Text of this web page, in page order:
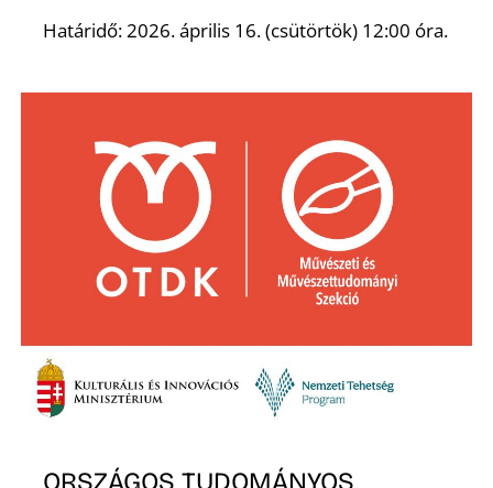
Határidő: 2026. április 16. (csütörtök) 12:00 óra.
ORSZÁGOS TUDOMÁNYOS